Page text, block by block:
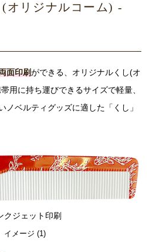
オリジナルコーム) -
面印刷ができる、オリジナルくし(オ
用に持ち運びできるサイズで軽量、
ノベルティグッズに適した「くし」
クジェット印刷
イメージ (1)